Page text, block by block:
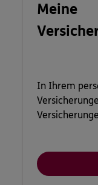
Meine
In Ihrem